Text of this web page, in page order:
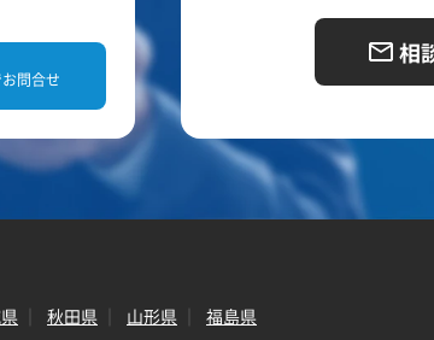
問合せ
相
秋田県 山形県
福島県